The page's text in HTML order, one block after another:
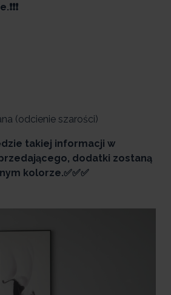
(odcienie szarości)
takiej informacji w
dodatki zostaną
kolorze.✅✅✅